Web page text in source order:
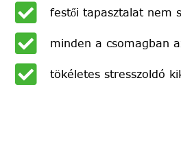
festői tapasztalat nem
minden a csomagban
tökéletes stresszoldó